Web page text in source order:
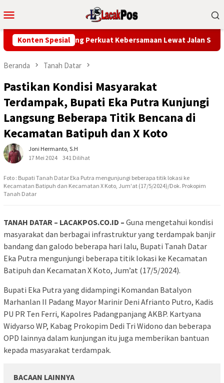
ke
Mobile
Konten Spesial
Mandolang Perkuat Kebersamaan Lewat Jalan Sehat HUT
Beranda Tanah Datar
Pastikan Kondisi Masyarakat
Terdampak, Bupati Eka Putra Kunjungi
Langsung Beberapa Titik Bencana di
Kecamatan Batipuh dan X Koto
Joni Hermanto, S.H
17 Mei 2024
341 Dilihat
Foto : Bupati Tanah Datar Eka Putra mengunjungi beberapa titik lokasi ke
Kecamatan Batipuh dan Kecamatan X Koto, Jum'at (17/5/2024)/Dok. Prokopim
Tanah Datar
TANAH DATAR – LACAKPOS.CO.ID – Guna mengetahui kondisi
masyarakat dan berbagai infrastruktur yang terdampak banjir
bandang dan galodo beberapa hari lalu, Bupati Tanah Datar
Eka Putra mengunjungi beberapa titik lokasi ke Kecamatan
Batipuh dan Kecamatan X Koto, Jum’at (17/5/2024).
Bupati Eka Putra yang didampingi Komandan Batalyon
Marhanlan II Padang Mayor Marinir Deni Afrianto Putro, Kadis
PU PR Ten Ferri, Kapolres Padangpanjang AKBP. Kartyana
Widyarso WP, Kabag Prokopim Dedi Tri Widono dan beberapa
OPD lainnya dalam kunjungan itu juga memberikan bantuan
kepada masyarakat terdampak.
BACAAN LAINNYA